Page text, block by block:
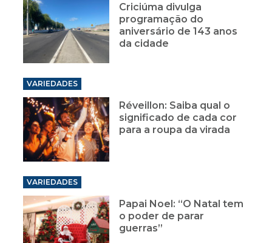
Criciúma divulga
programação do
aniversário de 143 anos
da cidade
VARIEDADES
Réveillon: Saiba qual o
significado de cada cor
para a roupa da virada
VARIEDADES
Papai Noel: “O Natal tem
o poder de parar
guerras”